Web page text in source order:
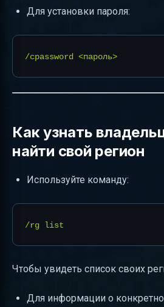
Для установки пароля:
Как узнать
найти свой регион
Используйте команду:
Чтобы увидеть список своих
Для информации о